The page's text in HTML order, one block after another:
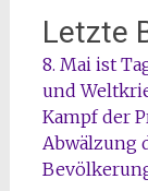
Letzte
8. Mai ist
und
Kampf der
Abwälzung